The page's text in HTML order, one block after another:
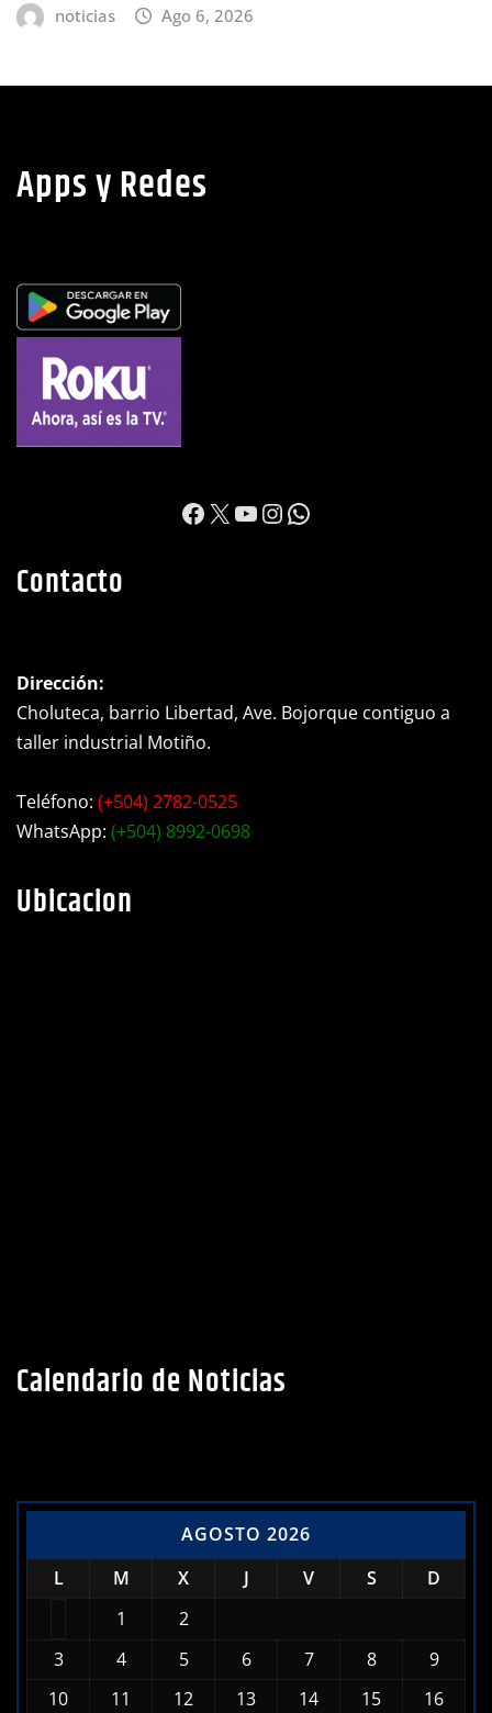
Apps y Redes
https://
X YouTube
Instagram
WhatsApp
Contacto
Dirección:
Choluteca, barrio Libertad, Ave. Bojorque contiguo a
taller industrial Motiño.
Teléfono: (+504) 2782-0525
WhatsApp: (+504) 8992-0698
Ubicacion
Calendario de Noticias
AGOSTO 2026
L
M X J V S
D
1
2
3
4 5 6 7 8
9
10
11 12 13 14 15 16